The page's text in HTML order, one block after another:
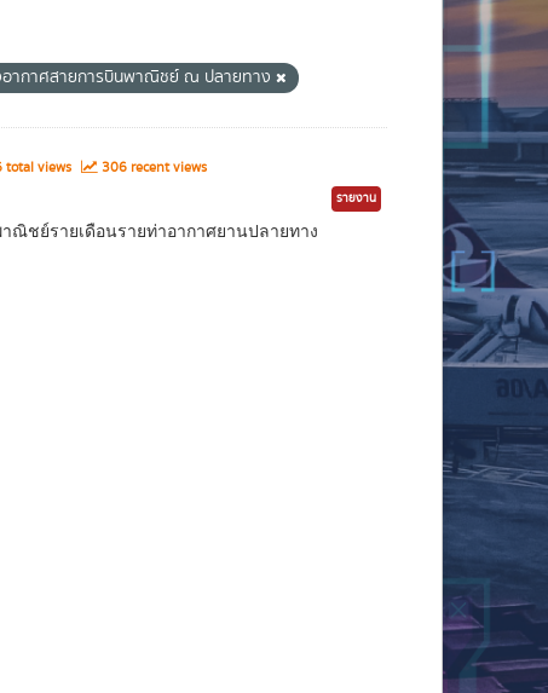
อากาศสายการบินพาณิชย์ ณ ปลายทาง
total views 306 recent views
รายงาน
ณิชย์รายเดือนรายท่าอากาศยานปลายทาง